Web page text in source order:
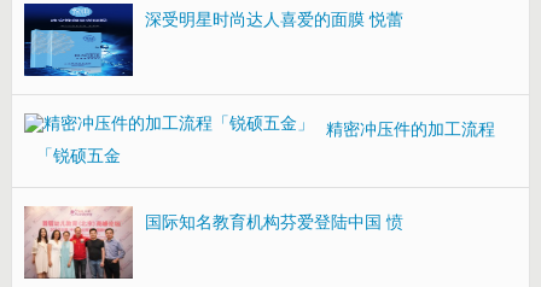
深受明星时尚达人喜爱的面膜 悦蕾
精密冲压件的加工流程
「锐硕五金
国际知名教育机构芬爱登陆中国 愤